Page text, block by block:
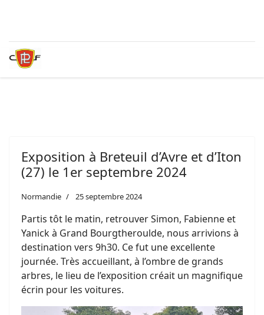
Exposition à Breteuil d’Avre et d’Iton
(27) le 1er septembre 2024
Normandie 25 septembre 2024
Partis tôt le matin, retrouver Simon, Fabienne et
Yanick à Grand Bourgtheroulde, nous arrivions à
destination vers 9h30. Ce fut une excellente
journée. Très accueillant, à l’ombre de grands
arbres, le lieu de l’exposition créait un magnifique
écrin pour les voitures.